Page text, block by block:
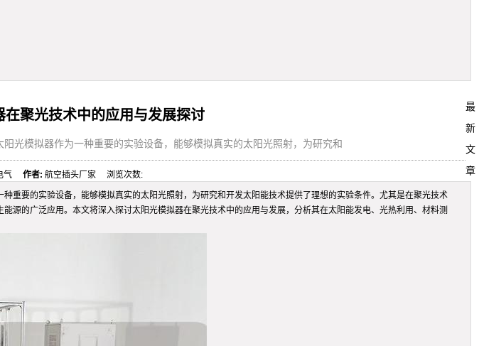
聚光技术中的应用与发展探讨
光模拟器作为一种重要的实验设备，能够模拟真实的太阳光照射，为研究和
气作者: 航空插头厂家 浏览次数:
种重要的实验设备，能够模拟真实的太阳光照射，为研究和开发太阳能技术提供了理想的实验条件。尤其是在聚光技术
的广泛应用。本文将深入探讨太阳光模拟器在聚光技术中的应用与发展，分析其在太阳能发电、光热利用、材料测
最
新
文
章